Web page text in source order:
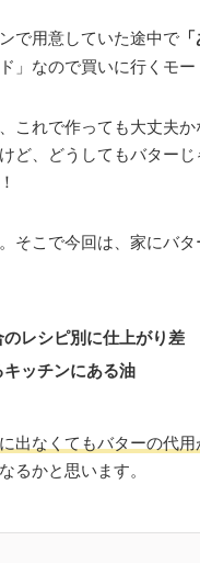
で用意していた途中で
なので買いに行くモー
これで作っても大丈夫か
ど、どうしてもバターじ
こで今回は、家にバタ
レシピ別に仕上がり差
ッチンにある油
出なくてもバターの代用
るかと思います。